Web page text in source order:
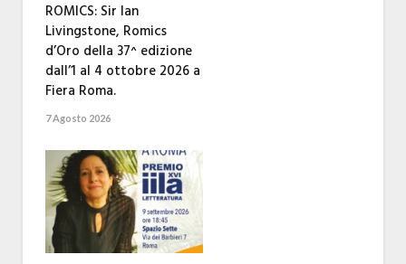
ROMICS: Sir Ian
Livingstone, Romics
d’Oro della 37^ edizione
dall’1 al 4 ottobre 2026 a
Fiera Roma.
7 Agosto 2026